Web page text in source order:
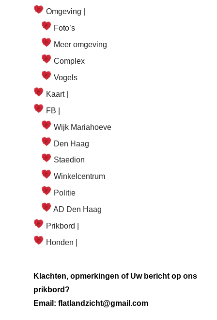
Omgeving |
Foto’s
Meer omgeving
Complex
Vogels
Kaart |
FB |
Wijk Mariahoeve
Den Haag
Staedion
Winkelcentrum
Politie
AD Den Haag
Prikbord |
Honden |
Klachten, opmerkingen of Uw bericht op ons
prikbord?
Email: flatlandzicht@gmail.com